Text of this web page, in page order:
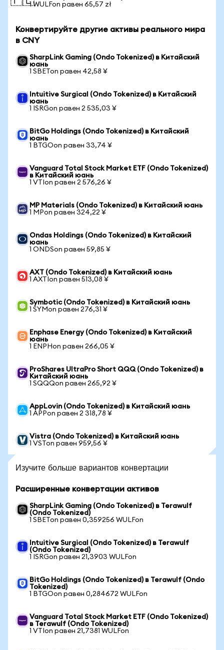
1 WULFon равен 65,57 zł
Конвертируйте другие активы реального мира
в CNY
SharpLink Gaming (Ondo Tokenized) в Китайский
юань
1 SBETon равен 42,58 ¥
Intuitive Surgical (Ondo Tokenized) в Китайский
юань
1 ISRGon равен 2 535,03 ¥
BitGo Holdings (Ondo Tokenized) в Китайский
юань
1 BTGOon равен 33,74 ¥
Vanguard Total Stock Market ETF (Ondo Tokenized)
в Китайский юань
1 VTIon равен 2 576,26 ¥
MP Materials (Ondo Tokenized) в Китайский юань
1 MPon равен 324,22 ¥
Ondas Holdings (Ondo Tokenized) в Китайский
юань
1 ONDSon равен 59,85 ¥
AXT (Ondo Tokenized) в Китайский юань
1 AXTIon равен 513,08 ¥
Symbotic (Ondo Tokenized) в Китайский юань
1 SYMon равен 276,31 ¥
Enphase Energy (Ondo Tokenized) в Китайский
юань
1 ENPHon равен 266,05 ¥
ProShares UltraPro Short QQQ (Ondo Tokenized) в
Китайский юань
1 SQQQon равен 265,92 ¥
AppLovin (Ondo Tokenized) в Китайский юань
1 APPon равен 2 318,78 ¥
Vistra (Ondo Tokenized) в Китайский юань
1 VSTon равен 959,56 ¥
Изучите больше вариантов конвертации
Расширенные конвертации активов
SharpLink Gaming (Ondo Tokenized) в Terawulf
(Ondo Tokenized)
1 SBETon равен 0,359256 WULFon
Intuitive Surgical (Ondo Tokenized) в Terawulf
(Ondo Tokenized)
1 ISRGon равен 21,3903 WULFon
BitGo Holdings (Ondo Tokenized) в Terawulf (Ondo
Tokenized)
1 BTGOon равен 0,284672 WULFon
Vanguard Total Stock Market ETF (Ondo Tokenized)
в Terawulf (Ondo Tokenized)
1 VTIon равен 21,7381 WULFon